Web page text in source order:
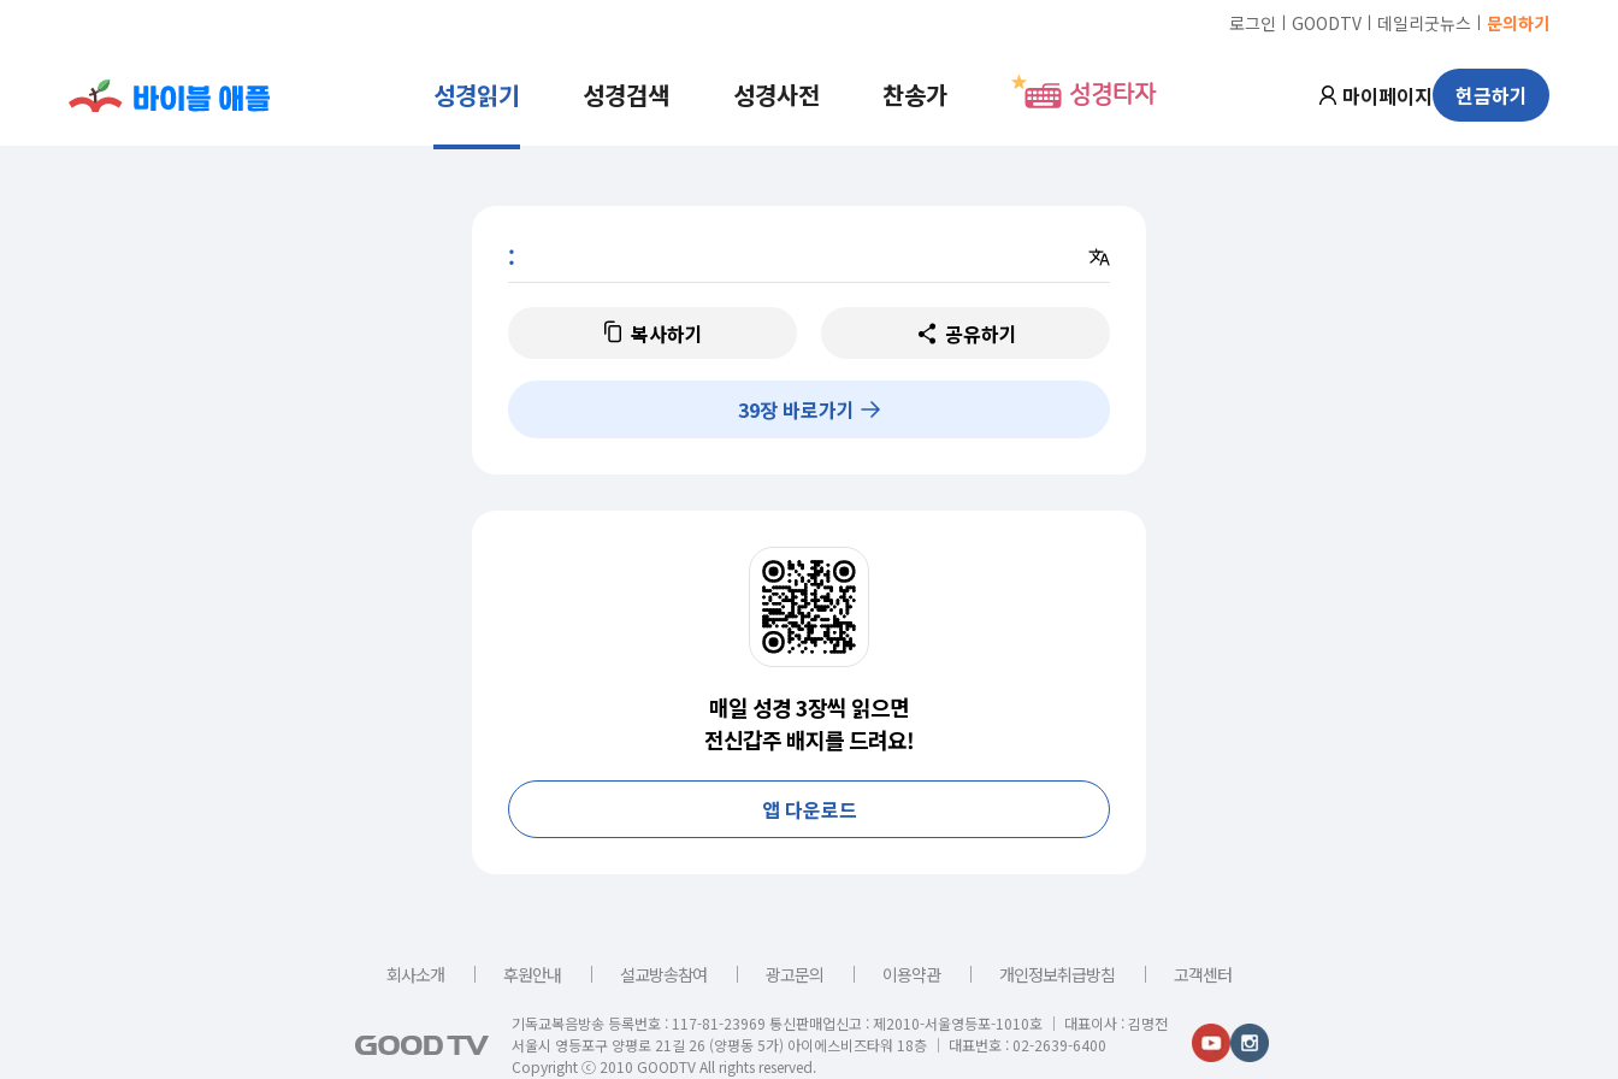
로그인 ㅣ GOODTV ㅣ 데일리굿뉴스 ㅣ 문의하기
성경읽기 성경검색 성경사전 찬송가 성경타자 마이페이지 헌금하기
:
복사하기 공유하기
39장 바로가기
매일 성경 3장씩 읽으면
전신갑주 배지를 드려요!
앱 다운로드
회사소개 ｜ 후원안내 ｜ 설교방송참여 ｜ 광고문의 ｜ 이용약관 ｜ 개인정보취급방침 ｜ 고객센터
기독교복음방송 등록번호 : 117-81-23969 통신판매업신고 : 제2010-서울영등포-1010호 │ 대표이사 : 김명전
서울시 영등포구 양평로 21길 26 (양평동 5가) 아이에스비즈타워 18층 │ 대표번호 : 02-2639-6400
Copyright ⓒ 2010 GOODTV All rights reserved.